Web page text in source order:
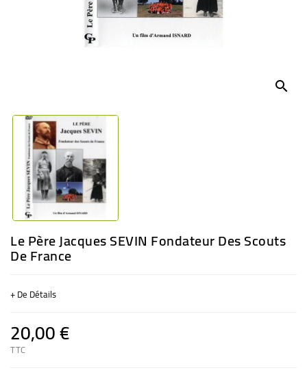
search
Le Père Jacques SEVIN Fondateur Des Scouts
De France
+ De Détails
20,00 €
TTC